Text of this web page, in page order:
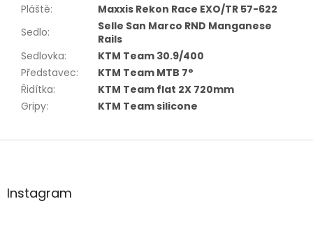
Pláště:
Maxxis Rekon Race EXO/TR 57-622
Sedlo:
Selle San Marco RND Manganese
Rails
Sedlovka:
KTM Team 30.9/400
Představec:
KTM Team MTB 7°
Řidítka:
KTM Team flat 2X 720mm
Gripy: KTM Team silicone
Z
aInstagram